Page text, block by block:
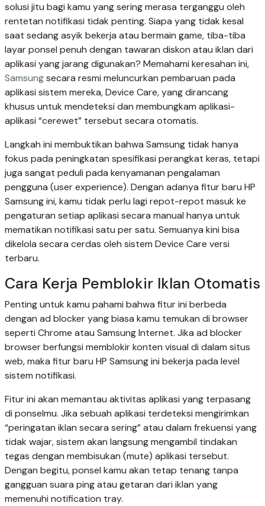
solusi jitu bagi kamu yang sering merasa terganggu oleh
rentetan notifikasi tidak penting. Siapa yang tidak kesal
saat sedang asyik bekerja atau bermain game, tiba-tiba
layar ponsel penuh dengan tawaran diskon atau iklan dari
aplikasi yang jarang digunakan? Memahami keresahan ini,
Samsungsecara resmi meluncurkan pembaruan pada
aplikasi sistem mereka, Device Care, yang dirancang
khusus untuk mendeteksi dan membungkam aplikasi-
aplikasi “cerewet” tersebut secara otomatis.
Langkah ini membuktikan bahwa Samsung tidak hanya
fokus pada peningkatan spesifikasi perangkat keras, tetapi
juga sangat peduli pada kenyamanan pengalaman
pengguna (user experience). Dengan adanya fitur baru HP
Samsung ini, kamu tidak perlu lagi repot-repot masuk ke
pengaturan setiap aplikasi secara manual hanya untuk
mematikan notifikasi satu per satu. Semuanya kini bisa
dikelola secara cerdas oleh sistem Device Care versi
terbaru.
Cara Kerja Pemblokir Iklan Otomatis
Penting untuk kamu pahami bahwa fitur ini berbeda
dengan ad blocker yang biasa kamu temukan di browser
seperti Chrome atau Samsung Internet. Jika ad blocker
browser berfungsi memblokir konten visual di dalam situs
web, maka fitur baru HP Samsung ini bekerja pada level
sistem notifikasi.
Fitur ini akan memantau aktivitas aplikasi yang terpasang
di ponselmu. Jika sebuah aplikasi terdeteksi mengirimkan
“peringatan iklan secara sering” atau dalam frekuensi yang
tidak wajar, sistem akan langsung mengambil tindakan
tegas dengan membisukan (mute) aplikasi tersebut.
Dengan begitu, ponsel kamu akan tetap tenang tanpa
gangguan suara ping atau getaran dari iklan yang
memenuhi notification tray.